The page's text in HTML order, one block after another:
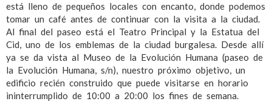
está lleno de pequeños locales con encanto, donde podemos
tomar un café antes de continuar con la visita a la ciudad.
Al final del paseo está el Teatro Principal y la Estatua del
Cid, uno de los emblemas de la ciudad burgalesa. Desde allí
ya se da vista al Museo de la Evolución Humana (paseo de
la Evolución Humana, s/n), nuestro próximo objetivo, un
edificio recién construido que puede visitarse en horario
ininterrumplido de 10:00 a 20:00 los fines de semana.